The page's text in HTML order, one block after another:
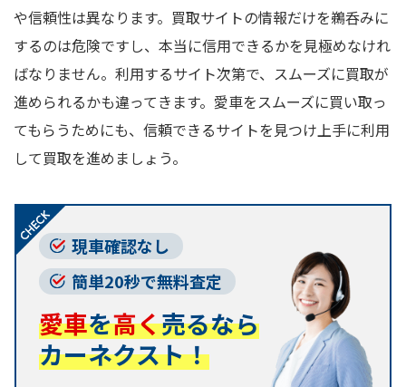
や信頼性は異なります。買取サイトの情報だけを鵜呑みに
するのは危険ですし、本当に信用できるかを見極めなけれ
ばなりません。利用するサイト次第で、スムーズに買取が
進められるかも違ってきます。愛車をスムーズに買い取っ
てもらうためにも、信頼できるサイトを見つけ上手に利用
して買取を進めましょう。
現車確認なし
簡単20秒で無料査定
愛車を高く売るなら
カーネクスト！